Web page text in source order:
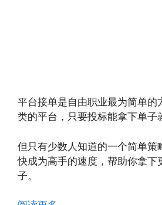
平台接单是自由职业最为简单
类的平台，只要投标能拿下单子
但只有少数人知道的一个简单策
快成为高手的速度，帮助你拿下
子。